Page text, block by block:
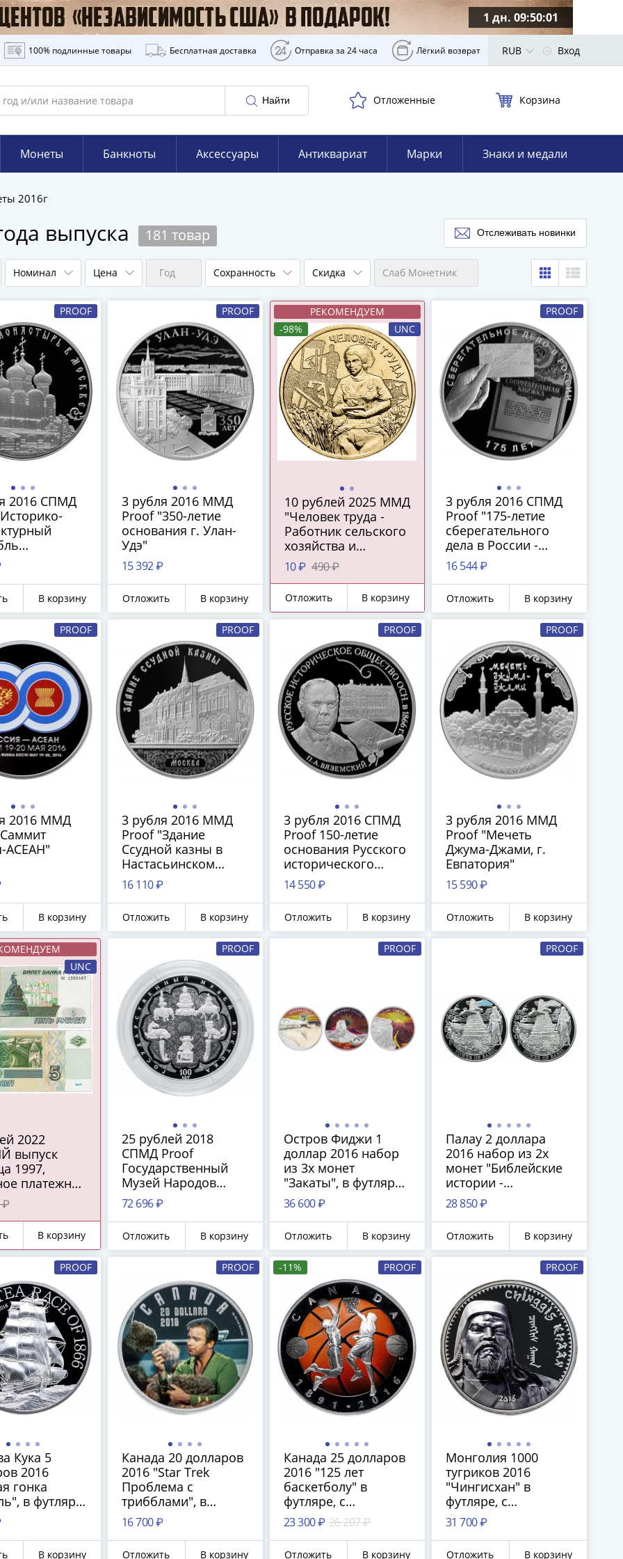
1 дн. 09:50:00
100% подлинные товары Бесплатная доставка Отправка за 24 часа Лёгкий возврат RUB Вход
Найти Отложенные Корзина
Монеты Банкноты Аксессуары Антиквариат Марки Знаки и медали
2016г
выпуска 181 товар Отслеживать новинки
Номинал Цена Год Сохранность Скидка Слаб Монетник
PROOF
2016 СПМД
в
В корзину
PROOF
3 рубля 2016 ММД
Proof "350-летие
основания г. Улан-
Удэ"
15 392 ₽
Отложить В корзину
РЕКОМЕНДУЕМ
-98%
UNC
10 рублей 2025 ММД
"Человек труда -
Работник сельского
хозяйства и
перерабатывающей
промышленности"
10 ₽ 490 ₽
Отложить В корзину
PROOF
3 рубля 2016 СПМД
Proof "175-летие
сберегательного
дела в России -
Сбербанк"
16 544 ₽
Отложить В корзину
PROOF
2016 ММД
АСЕАН"
В корзину
PROOF
3 рубля 2016 ММД
Proof "Здание
Ссудной казны в
Настасьинском
переулке, г. Москва"
16 110 ₽
Отложить В корзину
PROOF
3 рубля 2016 СПМД
Proof 150-летие
основания Русского
исторического
общества
(Вяземский - РИО)
14 550 ₽
Отложить В корзину
PROOF
3 рубля 2016 ММД
Proof "Мечеть
Джума-Джами, г.
Евпатория"
15 590 ₽
Отложить В корзину
UNC
выпуск
1997,
платежное
ЦБ РФ)
₽
В корзину
PROOF
25 рублей 2018
СПМД Proof
Государственный
Музей Народов
Востока 100 лет
72 696 ₽
Отложить В корзину
PROOF
Остров Фиджи 1
доллар 2016 набор
из 3х монет
"Закаты", в футляре
с сертификатом
36 600 ₽
Отложить В корзину
PROOF
Палау 2 доллара
2016 набор из 2х
монет "Библейские
истории -
Вавилонская
башня", в футляре с
сертификатами
28 850 ₽
Отложить В корзину
PROOF
Кука 5
2016
гонка
в футляре
В корзину
PROOF
Канада 20 долларов
2016 "Star Trek
Проблема с
трибблами", в
футляре с
сертификатом
16 700 ₽
Отложить В корзину
-11% PROOF
Канада 25 долларов
2016 "125 лет
баскетболу" в
футляре, с
сертификатом
23 300 ₽ 26 207 ₽
Отложить В корзину
PROOF
Монголия 1000
тугриков 2016
"Чингисхан" в
футляре, с
сертификатом
31 700 ₽
Отложить В корзину